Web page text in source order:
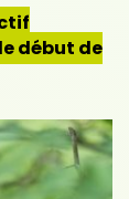
début de